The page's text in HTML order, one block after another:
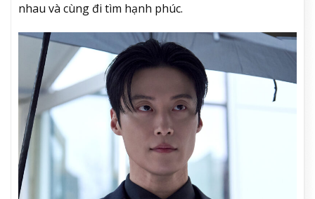
nhau và cùng đi tìm hạnh phúc.